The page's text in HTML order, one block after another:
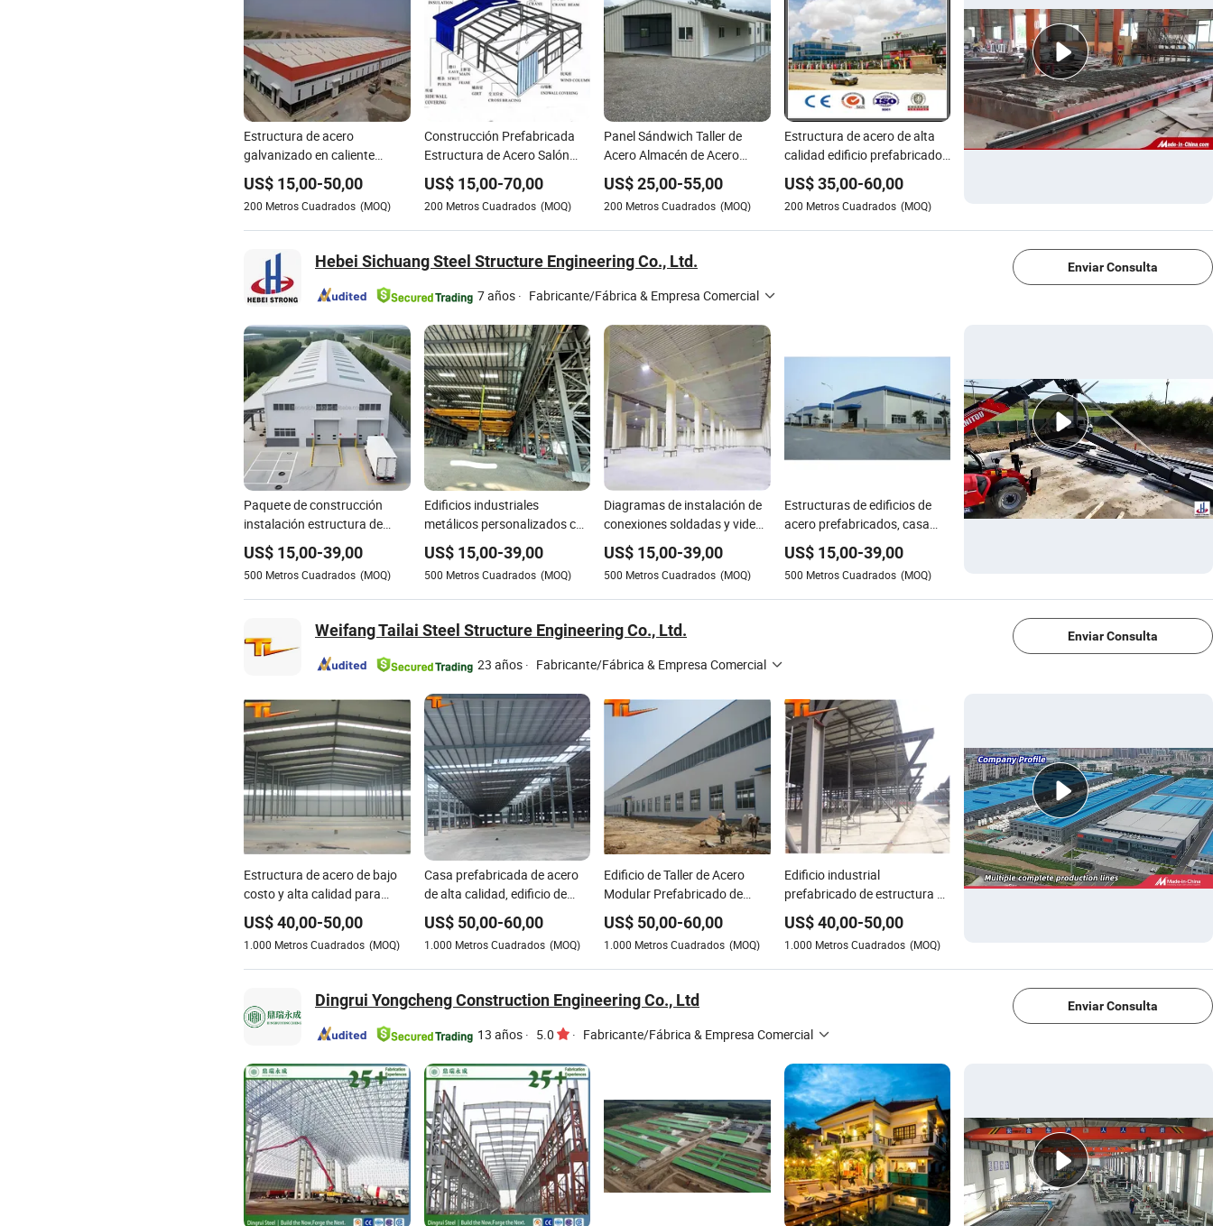
Estructura de acero
galvanizado en caliente
prefabricada
US$ 15,00-50,00
200 Metros Cuadrados (MOQ)
Construcción Prefabricada
Estructura de Acero Salón
Industrial
US$ 15,00-70,00
200 Metros Cuadrados (MOQ)
Panel Sándwich Taller de
Acero Almacén de Acero
Edificio Prefabricado Desde
China
US$25,00-55,00
200 Metros Cuadrados (MOQ)
Estructura de acero de alta
calidad edificio prefabricado
para centro comercial
US$35,00-60,00
200 Metros Cuadrados (MOQ)
Hebei Sichuang Steel Structure Engineering Co., Ltd.
7 años · Fabricante/Fábrica & Empresa Comercial
Enviar Consulta
Paquete de construcción
instalación estructura de
acero planta almacén casa
edificio comercial estructura
de acero
US$ 15,00-39,00
500 Metros Cuadrados (MOQ)
Edificios industriales
metálicos personalizados con
estructuras de marco
US$ 15,00-39,00
500 Metros Cuadrados (MOQ)
Diagramas de instalación de
conexiones soldadas y video
de edificio prefabricado de
estructura de acero para
almacén
US$ 15,00-39,00
500 Metros Cuadrados (MOQ)
Estructuras de edificios de
acero prefabricados, casa
contenedor, edificios de
construcción de gran luz de
Hebei, invernadero,
estructura de acero
US$ 15,00-39,00
500 Metros Cuadrados (MOQ)
Weifang Tailai Steel Structure Engineering Co., Ltd.
23 años · Fabricante/Fábrica & Empresa Comercial
Enviar Consulta
Estructura de acero de bajo
costo y alta calidad para
almacén, taller y edificio de
cobertizo
US$40,00-50,00
1.000 Metros Cuadrados (MOQ)
Casa prefabricada de acero
de alta calidad, edificio de
estructura de acero, almacén,
taller
US$ 50,00-60,00
1.000 Metros Cuadrados (MOQ)
Edificio de Taller de Acero
Modular Prefabricado de
Estructura de Acero de China
US$ 50,00-60,00
1.000 Metros Cuadrados (MOQ)
Edificio industrial
prefabricado de estructura de
acero personalizada para
almacén de metal
US$40,00-50,00
1.000 Metros Cuadrados (MOQ)
Dingrui Yongcheng Construction Engineering Co., Ltd
13 años · 5.0 · Fabricante/Fábrica & Empresa Comercial
Enviar Consulta